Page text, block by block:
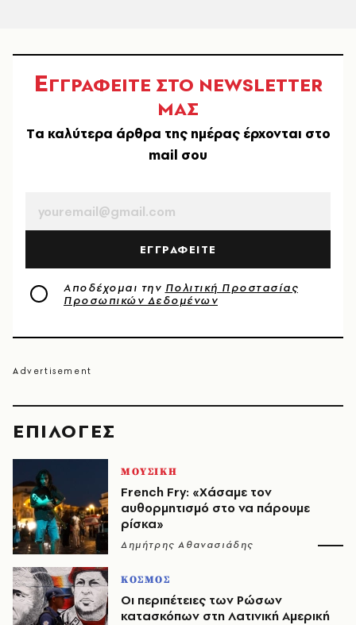
EΠΙΛΟΓΈΣ
ΜΟΥΣΙΚΗ
French Fry: «Χάσαμε τον
αυθορμητισμό στο να πάρουμε
ρίσκα»
Δημήτρης Αθανασιάδης
ΚΟΣΜΟΣ
Οι περιπέτειες των Ρώσων
κατασκόπων στη Λατινική Αμερική
ΕΓΓΡΑΦΕΙΤΕ ΣΤΟ NEWSLETTER
ΜΑΣ
Tα καλύτερα άρθρα της ημέρας έρχονται στο
mail σου
ΕΓΓΡΑΦΕΙΤΕ
Αποδέχομαι την Πολιτική Προστασίας
Προσωπικών Δεδομένων